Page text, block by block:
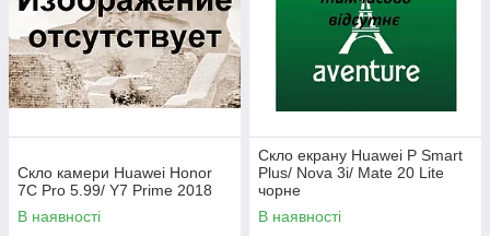
Скло камери Huawei Honor
7C Pro 5.99/ Y7 Prime 2018
В наявності
Скло екрану Huawei P Smart
Plus/ Nova 3i/ Mate 20 Lite
чорне
В наявності